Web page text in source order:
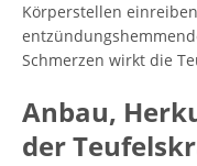
Körperstellen
Schmerzen wirkt die
Anbau,
der